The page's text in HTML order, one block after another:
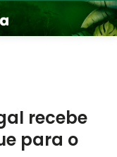
recebe
para o